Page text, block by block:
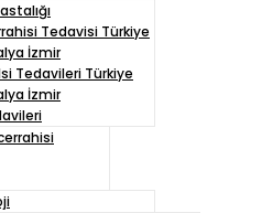
Tedavisi Türkiye
İzmir
Tedavileri Türkiye
İzmir